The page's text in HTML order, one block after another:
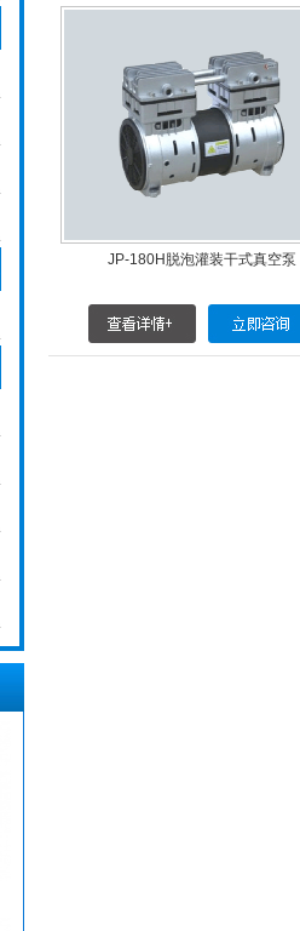
JP-180H脱泡灌装干式真空泵